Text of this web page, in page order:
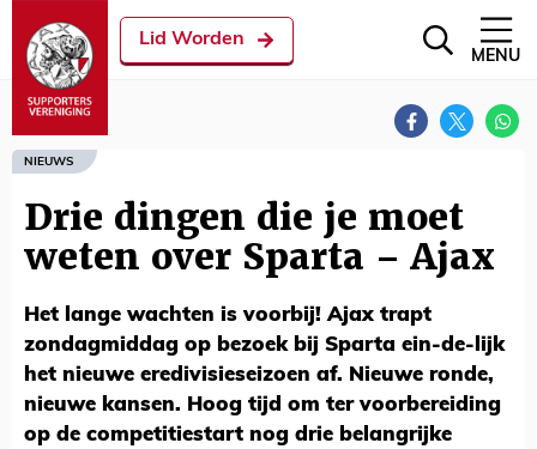
Lid Worden
MENU
NIEUWS
Drie dingen die je moet
weten over Sparta – Ajax
Het lange wachten is voorbij! Ajax trapt
zondagmiddag op bezoek bij Sparta ein-de-lijk
het nieuwe eredivisieseizoen af. Nieuwe ronde,
nieuwe kansen. Hoog tijd om ter voorbereiding
op de competitiestart nog drie belangrijke